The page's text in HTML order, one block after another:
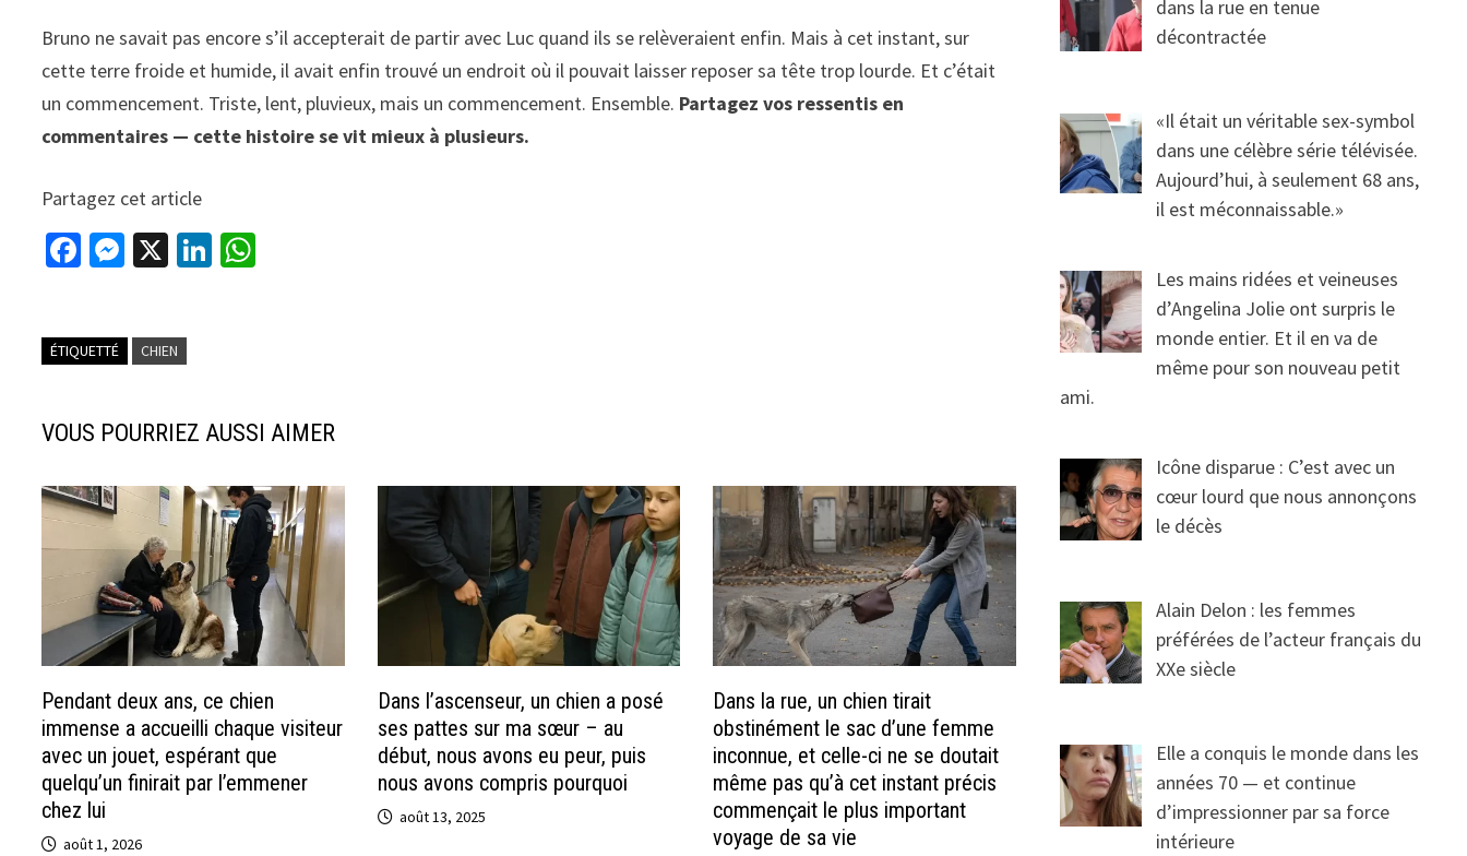
Bruno ne savait pas encore s’il accepterait de partir avec Luc quand ils se relèveraient enfin. Mais à cet instant, sur
cette terre froide et humide, il avait enfin trouvé un endroit où il pouvait laisser reposer sa tête trop lourde. Et c’était
un commencement. Triste, lent, pluvieux, mais un commencement. Ensemble. Partagez vos ressentis en
commentaires — cette histoire se vit mieux à plusieurs.
Partagez cet article
Fa
o
k
M
n
r
X
Li
p
ÉTIQUETTÉ CHIEN
VOUS POURRIEZ AUSSI AIMER
Pendant deux ans, ce chien
immense a accueilli chaque visiteur
avec un jouet, espérant que
quelqu’un finirait par l’emmener
chez lui
août 1, 2026
Dans l’ascenseur, un chien a posé
ses pattes sur ma sœur – au
début, nous avons eu peur, puis
nous avons compris pourquoi
août 13, 2025
Dans la rue, un chien tirait
obstinément le sac d’une femme
inconnue, et celle-ci ne se doutait
même pas qu’à cet instant précis
commençait le plus important
voyage de sa vie
dans la rue en tenue
décontractée
«Il était un véritable sex-symbol
dans une célèbre série télévisée.
Aujourd’hui, à seulement 68 ans,
il est méconnaissable.»
Les mains ridées et veineuses
d’Angelina Jolie ont surpris le
monde entier. Et il en va de
même pour son nouveau petit
ami.
Icône disparue : C’est avec un
cœur lourd que nous annonçons
le décès
Alain Delon : les femmes
préférées de l’acteur français du
XXe siècle
Elle a conquis le monde dans les
années 70 — et continue
d’impressionner par sa force
intérieure